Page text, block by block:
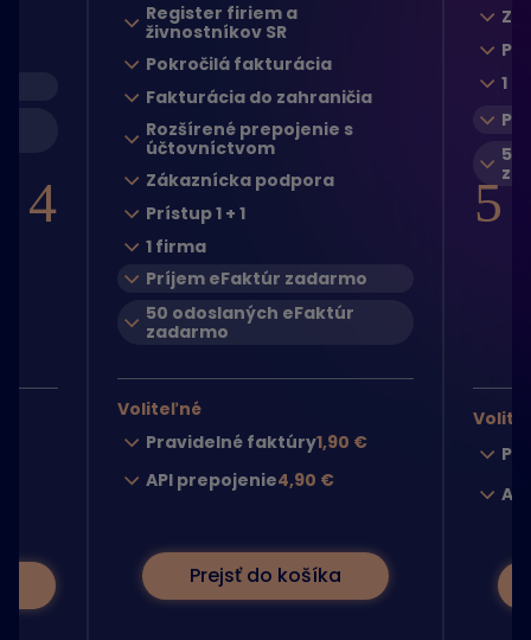
Register firiem a
živnostníkov SR
Pokročilá fakturácia
Fakturácia do zahraničia
Rozšírené prepojenie s
účtovníctvom
Zákaznícka podpora
Prístup 1 + 1
1 firma
Príjem eFaktúr zadarmo
50 odoslaných eFaktúr
zadarmo
Voliteľné
Pravidelné faktúry1,90 €
API prepojenie4,90 €
Prejsť do košíka
1
50
4 5